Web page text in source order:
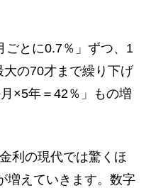
とに0.7％」ずつ、1
の70才まで繰り下げ
×5年＝42％」もの増
利の現代では驚くほ
増えていきます。数字